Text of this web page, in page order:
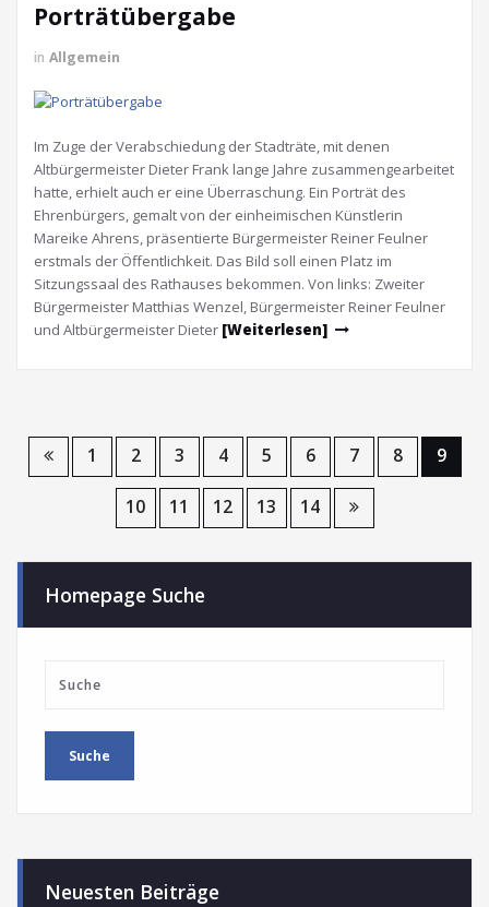
Porträtübergabe
in Allgemein
Im Zuge der Verabschiedung der Stadträte, mit denen
Altbürgermeister Dieter Frank lange Jahre zusammengearbeitet
hatte, erhielt auch er eine Überraschung. Ein Porträt des
Ehrenbürgers, gemalt von der einheimischen Künstlerin
Mareike Ahrens, präsentierte Bürgermeister Reiner Feulner
erstmals der Öffentlichkeit. Das Bild soll einen Platz im
Sitzungssaal des Rathauses bekommen. Von links: Zweiter
Bürgermeister Matthias Wenzel, Bürgermeister Reiner Feulner
und Altbürgermeister Dieter [Weiterlesen]
1 2 3 4 5 6 7 8 9
10 11 12 13 14
Homepage Suche
Neuesten Beiträge